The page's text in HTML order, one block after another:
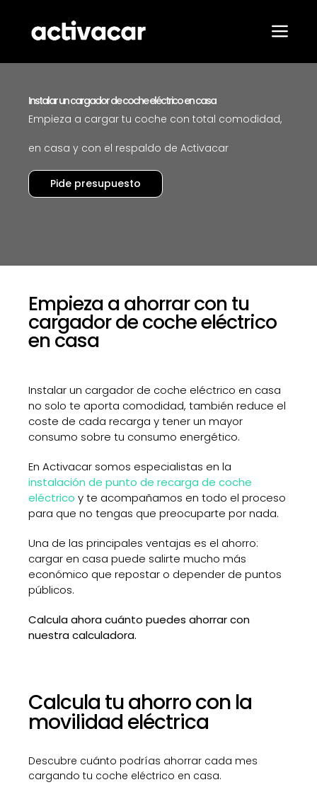
contenido
Instalar un cargador de coche eléctrico en casa
Empieza a cargar tu coche con total comodidad,
en casa y con el respaldo de Activacar
Pide presupuesto
Empieza a ahorrar con tu
cargador de coche eléctrico
en casa
Instalar un cargador de coche eléctrico en casa
no solo te aporta comodidad, también reduce el
coste de cada recarga y tener un mayor
consumo sobre tu consumo energético.
En Activacar somos especialistas en la
instalación de punto de recarga de coche
eléctrico y te acompañamos en todo el proceso
para que no tengas que preocuparte por nada.
Una de las principales ventajas es el ahorro:
cargar en casa puede salirte mucho más
económico que repostar o depender de puntos
públicos.
Calcula ahora cuánto puedes ahorrar con
nuestra calculadora.
Calcula tu ahorro con la
movilidad eléctrica
Descubre cuánto podrías ahorrar cada mes
cargando tu coche eléctrico en casa.